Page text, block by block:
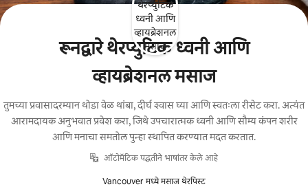
रूनद्वारे थेरप्युटिक ध्वनी आणि
व्हायब्रेशनल मसाज
तुमच्या प्रवासादरम्यान थोडा वेळ थांबा, दीर्घ श्वास घ्या आणि स्वतःला रीसेट करा. अत्यंत
आरामदायक अनुभवात प्रवेश करा, जिथे उपचारात्मक ध्वनी आणि सौम्य कंपन शरीर
आणि मनाचा समतोल पुन्हा स्थापित करण्यात मदत करतात.
ऑटोमॅटिक पद्धतीने भाषांतर केले आहे
Vancouver मध्ये मसाज थेरपिस्ट